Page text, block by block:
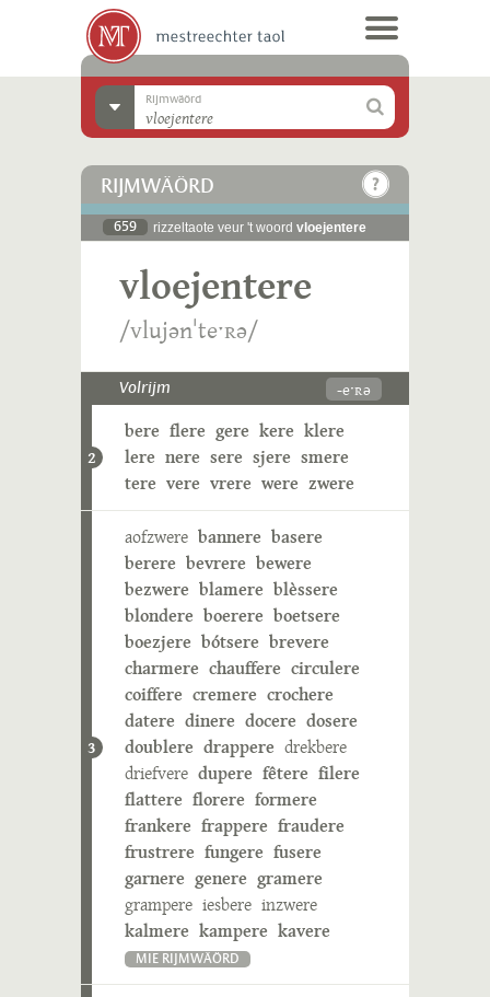
Rijmwäörd
RIJMWÄÖRD
659 rizzeltaote veur 't woord vloejentere
vloejentere
/vlujənˈteˑʀə/
Volrijm -eˑʀə
2
bere flere gere kere klere
lere nere sere sjere smere
tere vere vrere were zwere
3
aofzwere bannere basere
berere bevrere bewere
bezwere blamere blèssere
blondere boerere boetsere
boezjere bótsere brevere
charmere chauffere circulere
coiffere cremere crochere
datere dinere docere dosere
doublere drappere drekbere
driefvere dupere fêtere filere
flattere florere formere
frankere frappere fraudere
frustrere fungere fusere
garnere genere gramere
grampere iesbere inzwere
kalmere kampere kavere
MIE RIJMWÄÖRD